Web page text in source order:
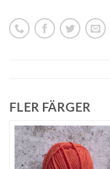
FLER FÄRGER